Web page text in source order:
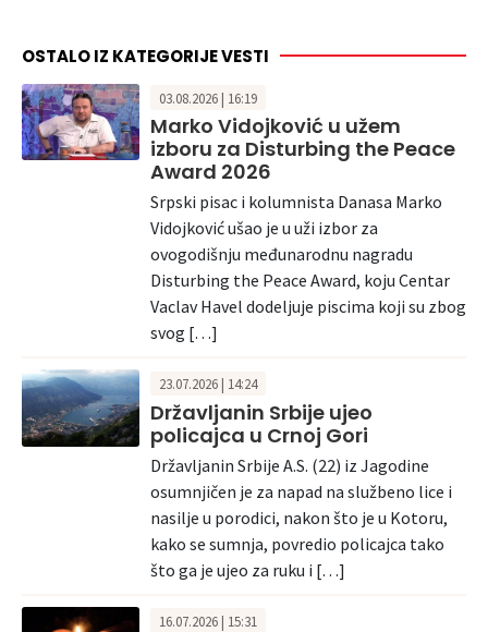
OSTALO IZ KATEGORIJE VESTI
03.08.2026 | 16:19
Marko Vidojković u užem
izboru za Disturbing the Peace
Award 2026
Srpski pisac i kolumnista Danasa Marko
Vidojković ušao je u uži izbor za
ovogodišnju međunarodnu nagradu
Disturbing the Peace Award, koju Centar
Vaclav Havel dodeljuje piscima koji su zbog
svog […]
23.07.2026 | 14:24
Državljanin Srbije ujeo
policajca u Crnoj Gori
Državljanin Srbije A.S. (22) iz Jagodine
osumnjičen je za napad na službeno lice i
nasilje u porodici, nakon što je u Kotoru,
kako se sumnja, povredio policajca tako
što ga je ujeo za ruku i […]
16.07.2026 | 15:31